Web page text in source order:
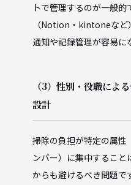
トで管理するのが一般
（Notion・kintoneなど
通知や記録管理が容易に
（3）性別・役職によ
設計
掃除の負担が特定の属性
ンバー）に集中するこ
からも避けるべき問題で